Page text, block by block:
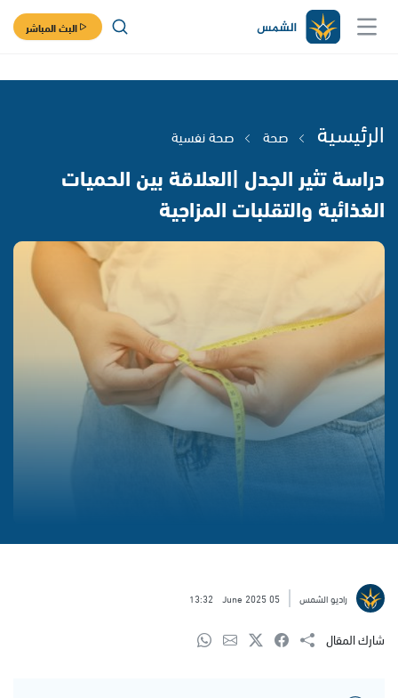
البث المباشر
الرئيسية صحة صحة نفسية
دراسة تثير الجدل |العلاقة بين الحميات
الغذائية والتقلبات المزاجية
راديو الشمس 05 June 2025
13:32
شارك المقال